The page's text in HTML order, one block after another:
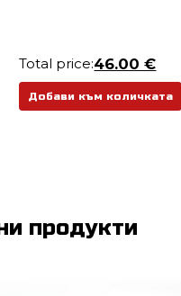
17.60 лв.
through
Total price:46.00 €
Добави към количката
продукти